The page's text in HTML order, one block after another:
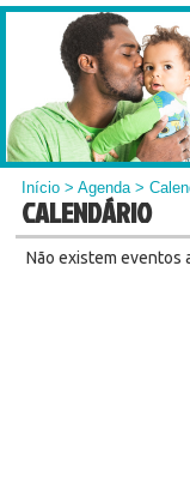
Início >Agenda>
CALENDÁRIO
Não existem eventos